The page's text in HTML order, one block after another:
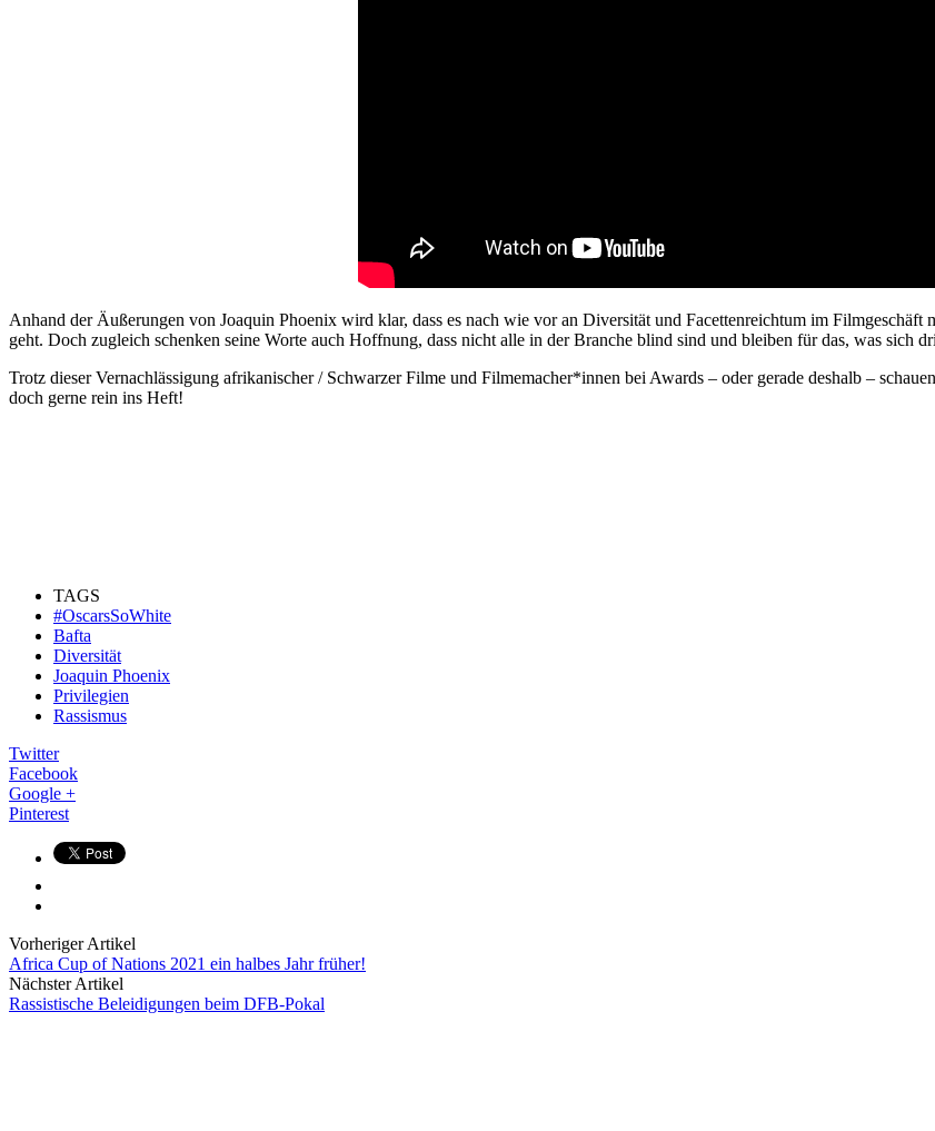
Anhand der Äußerungen von Joaquin Phoenix wird klar, dass es nach wie vor an Diversität und Facettenreichtum im
geht. Doch zugleich schenken seine Worte auch Hoffnung, dass nicht alle in der Branche blind sind und bleiben für das, was sich
Trotz dieser Vernachlässigung afrikanischer / Schwarzer Filme und Filmemacher*innen bei Awards – oder gerade deshalb –
doch gerne rein ins Heft!
TAGS
#OscarsSoWhite
Bafta
Diversität
Joaquin Phoenix
Privilegien
Rassismus
Twitter
Facebook
Google +
Pinterest
Vorheriger Artikel
Africa Cup of Nations 2021 ein halbes Jahr früher!
Nächster Artikel
Rassistische Beleidigungen beim DFB-Pokal